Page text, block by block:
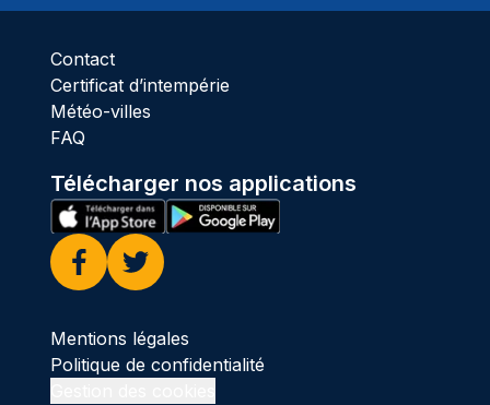
Contact
Certificat d’intempérie
Météo-villes
FAQ
Télécharger nos applications
Facebook
Twitter
Mentions légales
Politique de confidentialité